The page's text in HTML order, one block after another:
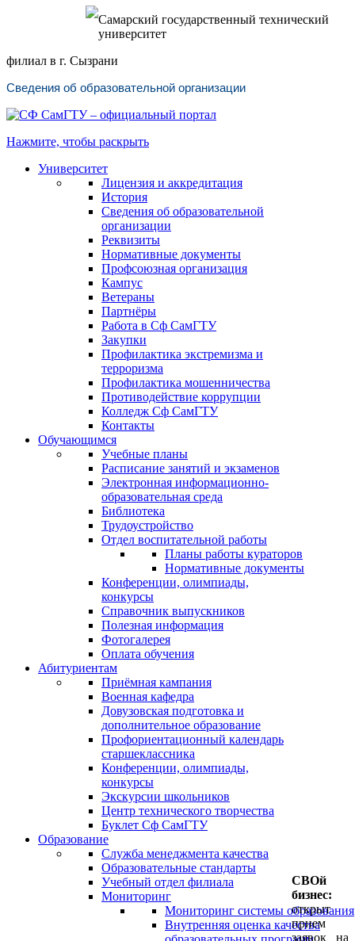
Самарский государственный технический
университет
филиал в г. Сызрани
Сведения об образовательной организации
Нажмите, чтобы раскрыть
Университет
Лицензия и аккредитация
История
Сведения об образовательной
организации
Реквизиты
Нормативные документы
Профсоюзная организация
Кампус
Ветераны
Партнёры
Работа в Сф СамГТУ
Закупки
Профилактика экстремизма и
терроризма
Профилактика мошенничества
Противодействие коррупции
Колледж Сф СамГТУ
Контакты
Обучающимся
Учебные планы
Расписание занятий и экзаменов
Электронная информационно-
образовательная среда
Библиотека
Трудоустройство
Отдел воспитательной работы
Планы работы кураторов
Нормативные документы
Конференции, олимпиады,
конкурсы
Справочник выпускников
Полезная информация
Фотогалерея
Оплата обучения
Абитуриентам
Приёмная кампания
Военная кафедра
Довузовская подготовка и
дополнительное образование
Профориентационный календарь
старшеклассника
Конференции, олимпиады,
конкурсы
Экскурсии школьников
Центр технического творчества
Буклет Сф СамГТУ
Образование
Служба менеджмента качества
Образовательные стандарты
Учебный отдел филиала
Мониторинг
Мониторинг системы образования
Внутренняя оценка качества
СВОй
бизнес:
открыт
прием
заявок на